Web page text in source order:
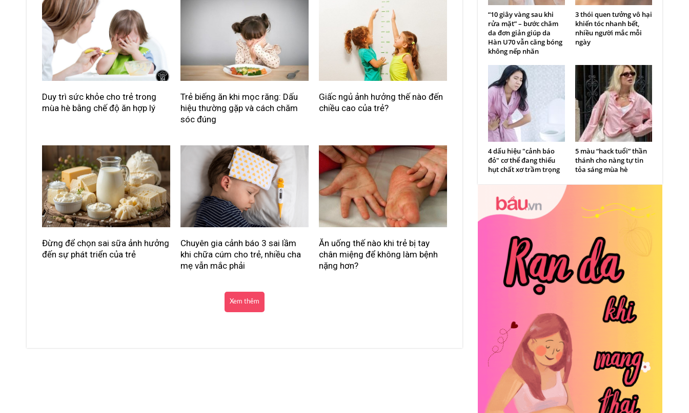
Duy trì sức khỏe cho trẻ trong
mùa hè bằng chế độ ăn hợp lý
Trẻ biếng ăn khi mọc răng: Dấu
hiệu thường gặp và cách chăm
sóc đúng
Giấc ngủ ảnh hưởng thế nào đến
chiều cao của trẻ?
Đừng để chọn sai sữa ảnh hưởng
đến sự phát triển của trẻ
Chuyên gia cảnh báo 3 sai lầm
khi chữa cúm cho trẻ, nhiều cha
mẹ vẫn mắc phải
Ăn uống thế nào khi trẻ bị tay
chân miệng để không làm bệnh
nặng hơn?
Xem thêm
“10 giây vàng sau khi
rửa mặt” – bước chăm
da đơn giản giúp da
Hàn U70 vẫn căng bóng
không nếp nhăn
3 thói quen tưởng vô hại
khiến tóc nhanh bết,
nhiều người mắc mỗi
ngày
4 dấu hiệu "cảnh báo
đỏ" cơ thể đang thiếu
hụt chất xơ trầm trọng
5 màu “hack tuổi” thần
thánh cho nàng tự tin
tỏa sáng mùa hè